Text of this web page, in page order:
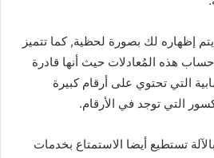
يتم إظهاره لك بصورة لحظية, كما تتميز
حساب هذه المُعادلات حيث أنها قادرة
التي تحتوي على أرقام كبيرة
التي توجد في الأرقام.
تستطيع أيضا الاستمتاع بخدمات